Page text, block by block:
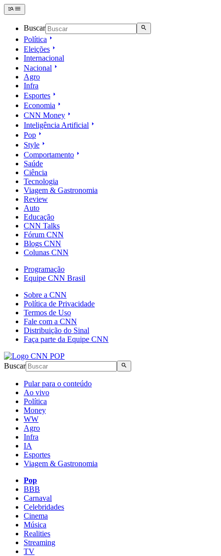
Buscar
Política
Eleições
Internacional
Nacional
Agro
Infra
Esportes
Economia
CNN Money
Inteligência Artificial
Pop
Style
Comportamento
Saúde
Ciência
Tecnologia
Viagem & Gastronomia
Review
Auto
Educação
CNN Talks
Fórum CNN
Blogs CNN
Colunas CNN
Programação
Equipe CNN Brasil
Sobre a CNN
Política de Privacidade
Termos de Uso
Fale com a CNN
Distribuição do Sinal
Faça parte da Equipe CNN
Buscar
Pular para o conteúdo
Ao vivo
Política
Money
WW
Agro
Infra
IA
Esportes
Viagem & Gastronomia
Pop
BBB
Carnaval
Celebridades
Cinema
Música
Realities
Streaming
TV